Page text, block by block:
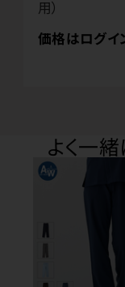
用）
価格はログイ
よく一